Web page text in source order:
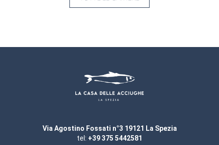
Via Agostino Fossati n°3 19121 La Spezia
tel: +39 375 5442581